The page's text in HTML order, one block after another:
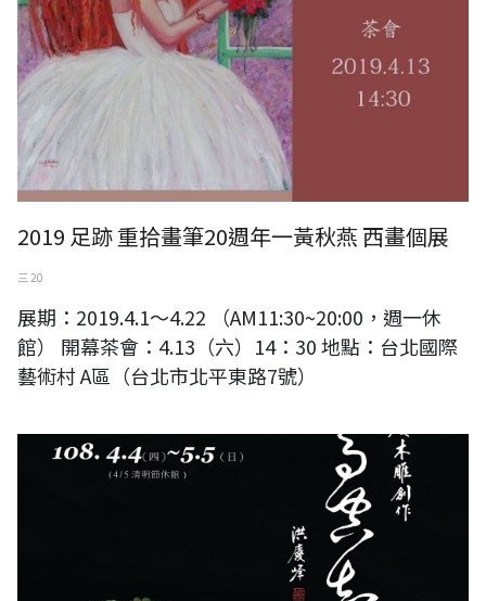
2019 足跡 重拾畫筆20週年一黃秋燕 西畫個展
三 20
展期：2019.4.1～4.22 （AM11:30~20:00，週一休
館） 開幕茶會：4.13（六）14：30 地點：台北國際
藝術村 A區（台北市北平東路7號）
2019 4/4-5/5 勝事空自知-黃媽慶木雕創作展